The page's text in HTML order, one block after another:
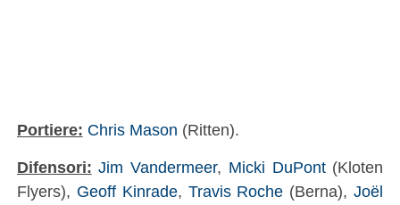
Portiere: Chris Mason (Ritten).
Difensori: Jim Vandermeer, Micki DuPont(Kloten
Flyers), Geoff Kinrade, Travis Roche (Berna),Joël